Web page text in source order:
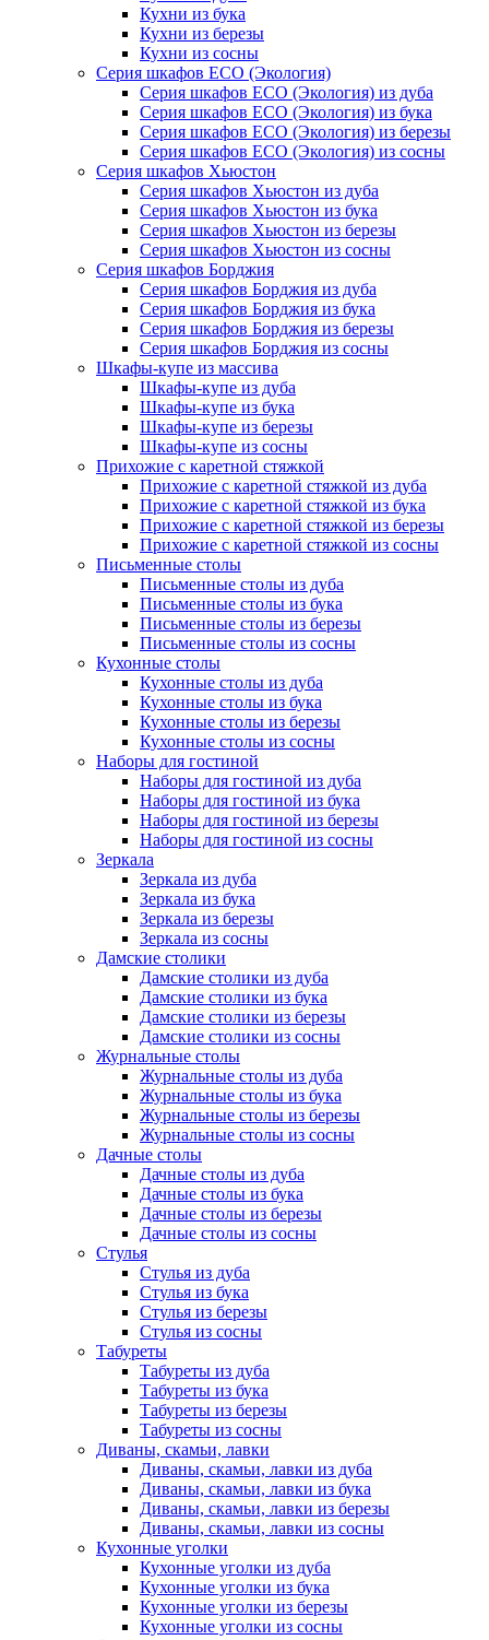
Кухни из бука
Кухни из березы
Кухни из сосны
Серия шкафов ECO (Экология)
Серия шкафов ECO (Экология) из дуба
Серия шкафов ECO (Экология) из бука
Серия шкафов ECO (Экология) из березы
Серия шкафов ECO (Экология) из сосны
Серия шкафов Хьюстон
Серия шкафов Хьюстон из дуба
Серия шкафов Хьюстон из бука
Серия шкафов Хьюстон из березы
Серия шкафов Хьюстон из сосны
Серия шкафов Борджия
Серия шкафов Борджия из дуба
Серия шкафов Борджия из бука
Серия шкафов Борджия из березы
Серия шкафов Борджия из сосны
Шкафы-купе из массива
Шкафы-купе из дуба
Шкафы-купе из бука
Шкафы-купе из березы
Шкафы-купе из сосны
Прихожие с каретной стяжкой
Прихожие с каретной стяжкой из дуба
Прихожие с каретной стяжкой из бука
Прихожие с каретной стяжкой из березы
Прихожие с каретной стяжкой из сосны
Письменные столы
Письменные столы из дуба
Письменные столы из бука
Письменные столы из березы
Письменные столы из сосны
Кухонные столы
Кухонные столы из дуба
Кухонные столы из бука
Кухонные столы из березы
Кухонные столы из сосны
Наборы для гостиной
Наборы для гостиной из дуба
Наборы для гостиной из бука
Наборы для гостиной из березы
Наборы для гостиной из сосны
Зеркала
Зеркала из дуба
Зеркала из бука
Зеркала из березы
Зеркала из сосны
Дамские столики
Дамские столики из дуба
Дамские столики из бука
Дамские столики из березы
Дамские столики из сосны
Журнальные столы
Журнальные столы из дуба
Журнальные столы из бука
Журнальные столы из березы
Журнальные столы из сосны
Дачные столы
Дачные столы из дуба
Дачные столы из бука
Дачные столы из березы
Дачные столы из сосны
Стулья
Стулья из дуба
Стулья из бука
Стулья из березы
Стулья из сосны
Табуреты
Табуреты из дуба
Табуреты из бука
Табуреты из березы
Табуреты из сосны
Диваны, скамьи, лавки
Диваны, скамьи, лавки из дуба
Диваны, скамьи, лавки из бука
Диваны, скамьи, лавки из березы
Диваны, скамьи, лавки из сосны
Кухонные уголки
Кухонные уголки из дуба
Кухонные уголки из бука
Кухонные уголки из березы
Кухонные уголки из сосны